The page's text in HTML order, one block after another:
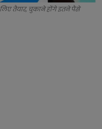
लिए तैयार, चुकाने होंगे इतने पैसे